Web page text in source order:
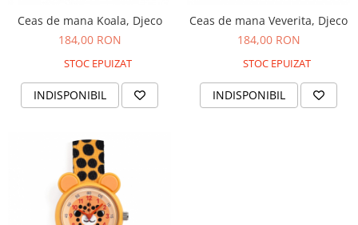
Ceas de mana Koala, Djeco
184,00 RON
STOC EPUIZAT
INDISPONIBIL
Ceas de mana Veverita, Djeco
184,00 RON
STOC EPUIZAT
INDISPONIBIL